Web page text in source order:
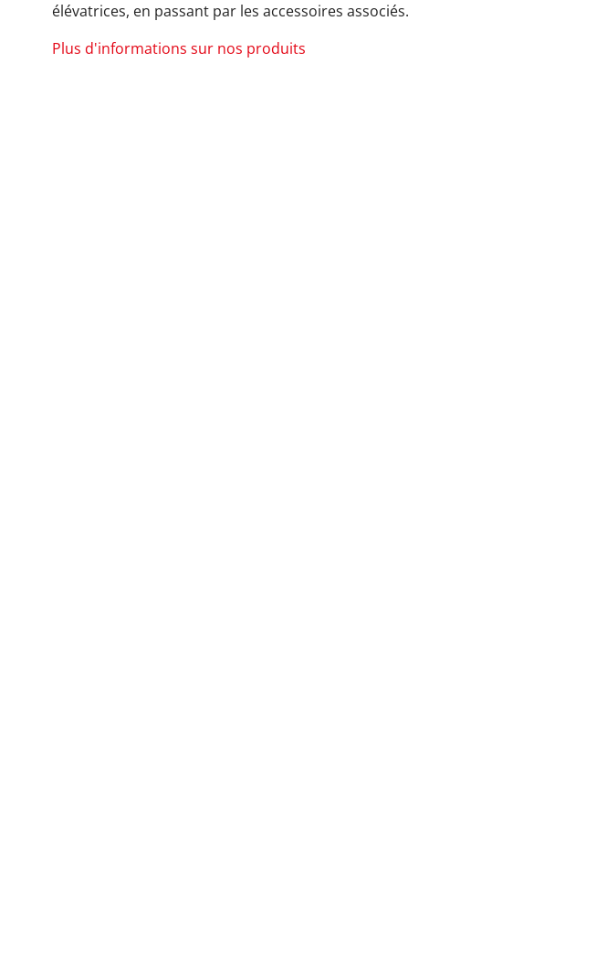
élévatrices, en passant par les accessoires associés.
Plus d'informations sur nos produits